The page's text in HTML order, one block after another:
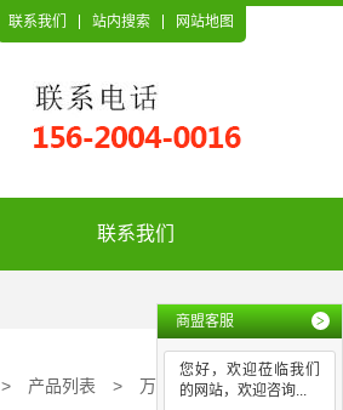
联系我们 站内搜索 网站地图
联系我们
> 产品列表 > 万松墓地
商盟客服 >
您好，欢迎莅临我们
的网站，欢迎咨询...